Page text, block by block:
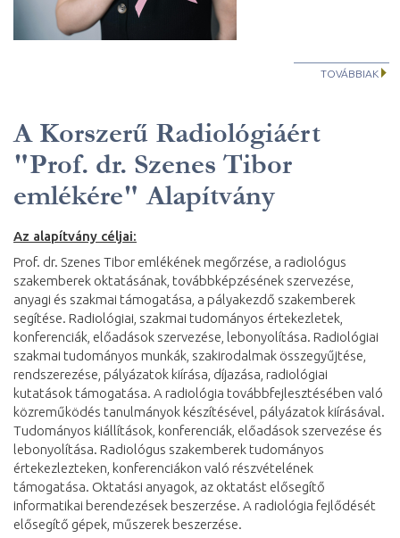
TOVÁBBIAK
A Korszerű Radiológiáért
"Prof. dr. Szenes Tibor
emlékére" Alapítvány
Az alapítvány céljai:
Prof. dr. Szenes Tibor emlékének megőrzése, a radiológus
szakemberek oktatásának, továbbképzésének szervezése,
anyagi és szakmai támogatása, a pályakezdő szakemberek
segítése. Radiológiai, szakmai tudományos értekezletek,
konferenciák, előadások szervezése, lebonyolítása. Radiológiai
szakmai tudományos munkák, szakirodalmak összegyűjtése,
rendszerezése, pályázatok kiírása, díjazása, radiológiai
kutatások támogatása. A radiológia továbbfejlesztésében való
közreműködés tanulmányok készítésével, pályázatok kiírásával.
Tudományos kiállítások, konferenciák, előadások szervezése és
lebonyolítása. Radiológus szakemberek tudományos
értekezlezteken, konferenciákon való részvételének
támogatása. Oktatási anyagok, az oktatást elősegítő
informatikai berendezések beszerzése. A radiológia fejlődését
elősegítő gépek, műszerek beszerzése.